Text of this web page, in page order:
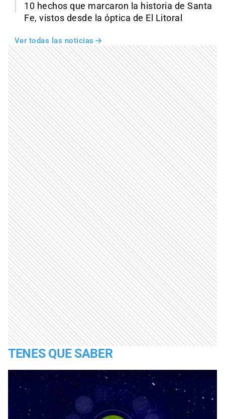
10 hechos que marcaron la historia de Santa
Fe, vistos desde la óptica de El Litoral
Ver todas las noticias
TENES QUE SABER